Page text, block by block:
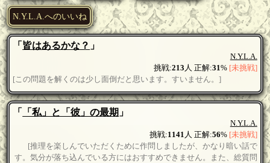
N.Y.L.A.へのいいね
「 皆はあるかな？ 」
N.Y.L.A.
挑戦:213 人 正解:31% [未挑戦]
[この問題を解くのは少し面倒だと思います。すいません。]
「 「私」と「彼」の最期 」
N.Y.L.A.
挑戦:1141 人 正解:56% [未挑戦]
[推理を楽しんでいただくために作問しましたが、かなり暗い話で
す。気分が落ち込んでいる方にはおすすめできません。また、総質問